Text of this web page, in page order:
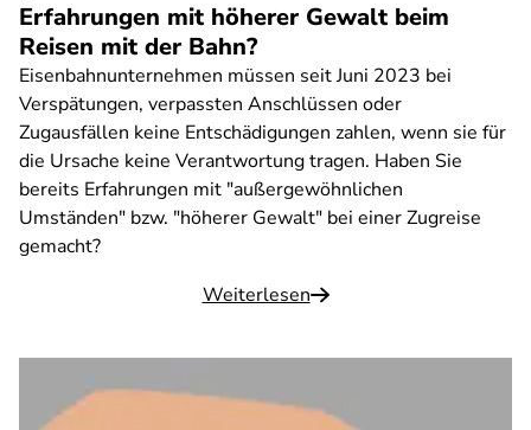
Erfahrungen mit höherer Gewalt beim
Reisen mit der Bahn?
Eisenbahnunternehmen müssen seit Juni 2023 bei
Verspätungen, verpassten Anschlüssen oder
Zugausfällen keine Entschädigungen zahlen, wenn sie für
die Ursache keine Verantwortung tragen. Haben Sie
bereits Erfahrungen mit "außergewöhnlichen
Umständen" bzw. "höherer Gewalt" bei einer Zugreise
gemacht?
Weiterlesen